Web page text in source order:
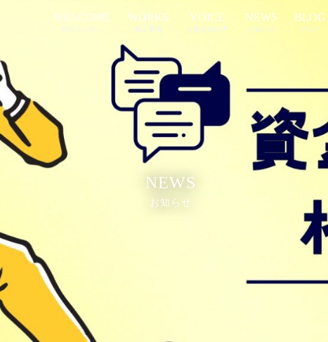
WELCOME
初めての方へ
WORKS
施工事例
VOICE
お施主様の声
NEWS
お知らせ
BLOG
ブログ
NEWS
お知らせ